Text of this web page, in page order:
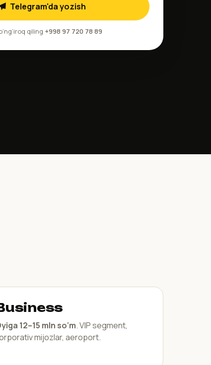
Telegram'da yozish
qiling +998 97 720 78 89
12–15 mln so‘m. VIP segment,
mijozlar, aeroport.